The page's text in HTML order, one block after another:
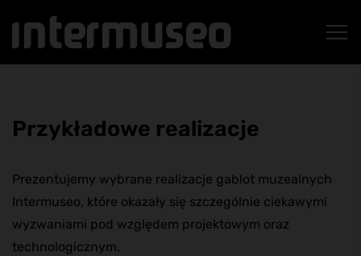
Przykładowe realizacje
Prezentujemy wybrane realizacje gablot muzealnych
Intermuseo, które okazały się szczególnie ciekawymi
wyzwaniami pod względem projektowym oraz
technologicznym.